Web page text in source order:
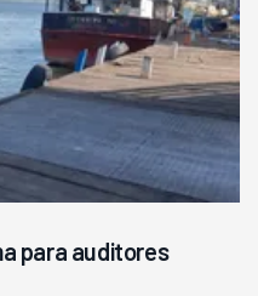
para auditores